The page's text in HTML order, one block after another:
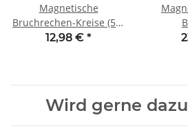
Magnetische
Bruchrechen-Kreise (51-
teilig)
12,98 € *
Wird gerne